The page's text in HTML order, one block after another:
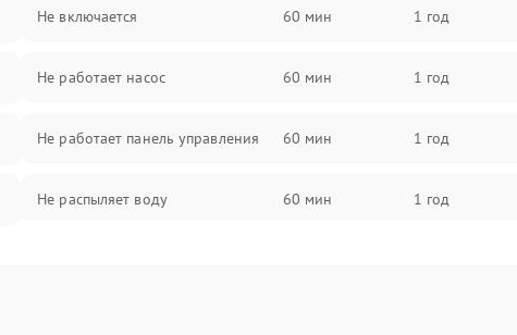
Не включается 60 мин 1 год
Не работает насос 60 мин 1 год
Не работает панель управления 60 мин 1 год
Не распыляет воду 60 мин 1 год